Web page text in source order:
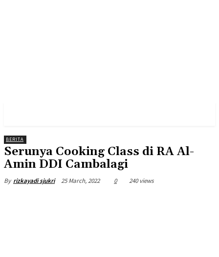
BERITA
Serunya Cooking Class di RA Al-
Amin DDI Cambalagi
By rizkayadi sjukri 25 March, 2022 0 240 views